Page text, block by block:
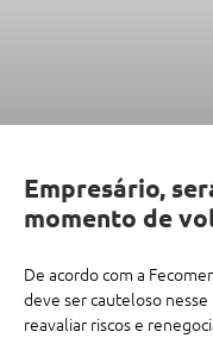
Empresário,
momento de
De acordo com a
deve ser cauteloso
reavaliar riscos e